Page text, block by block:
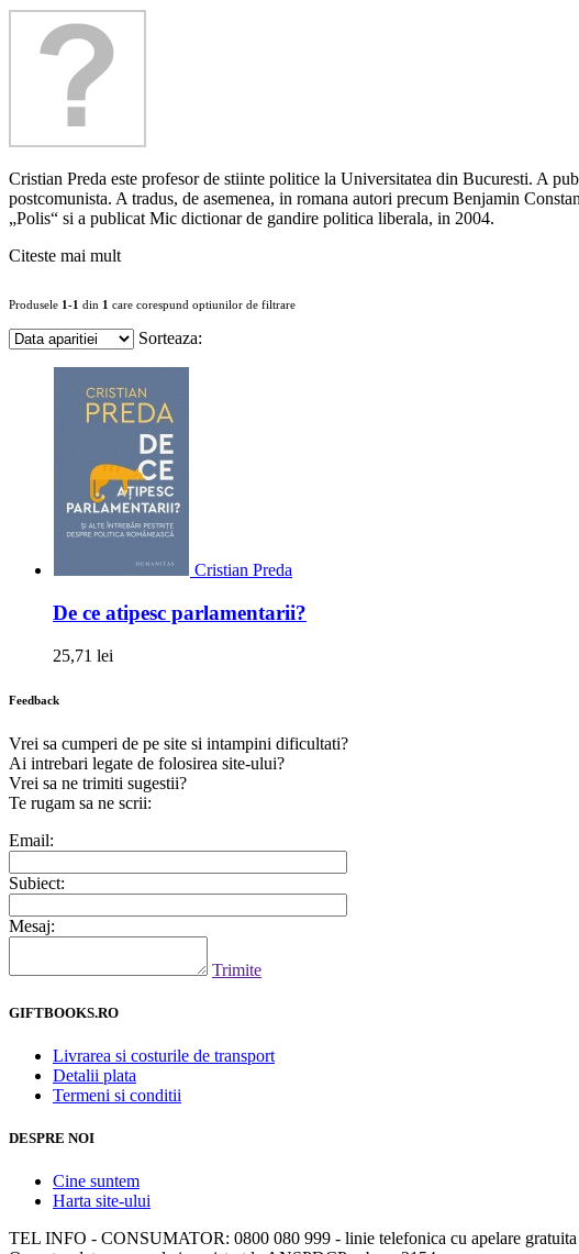
Cristian Preda este profesor de stiinte politice la Universitatea din Bucuresti. A
postcomunista. A tradus, de asemenea, in romana autori precum Benjamin
„Polis“ si a publicat Mic dictionar de gandire politica liberala, in 2004.
Citeste mai mult
Produsele 1-1 din 1 care corespund optiunilor de filtrare
Sorteaza:
Cristian Preda
De ce atipesc parlamentarii?
25,71 lei
Feedback
Vrei sa cumperi de pe site si intampini dificultati?
Ai intrebari legate de folosirea site-ului?
Vrei sa ne trimiti sugestii?
Te rugam sa ne scrii:
Email:
Subiect:
Mesaj:
Trimite
GIFTBOOKS.RO
Livrarea si costurile de transport
Detalii plata
Termeni si conditii
DESPRE NOI
Cine suntem
Harta site-ului
TEL INFO - CONSUMATOR: 0800 080 999 - linie telefonica cu apelare gratuita |